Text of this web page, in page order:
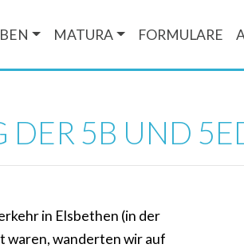
MATURA FORMULARE
DER 5B UND
in Elsbethen (in der
waren, wanderten wir auf